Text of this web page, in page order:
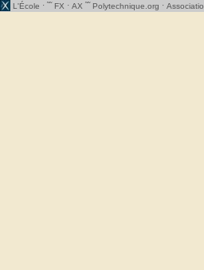
L'École · ˜˜ FX · AX ˜˜ Polytechnique.org ·